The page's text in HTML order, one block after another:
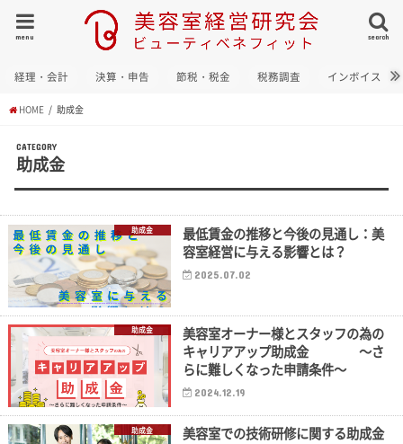
search
menu
経理・会計 決算・申告 節税・税金 税務調査 インボイス
HOME 助成金
CATEGORY
助成金
助成金
最低賃金の推移と今後の見通し：美
容室経営に与える影響とは？
2025.07.02
助成金
美容室オーナー様とスタッフの為の
キャリアアップ助成金 ～さ
らに難しくなった申請条件～
2024.12.19
助成金 美容室での技術研修に関する助成金